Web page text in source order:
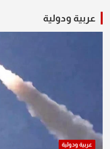
عربية ودولية
عربية ودولية